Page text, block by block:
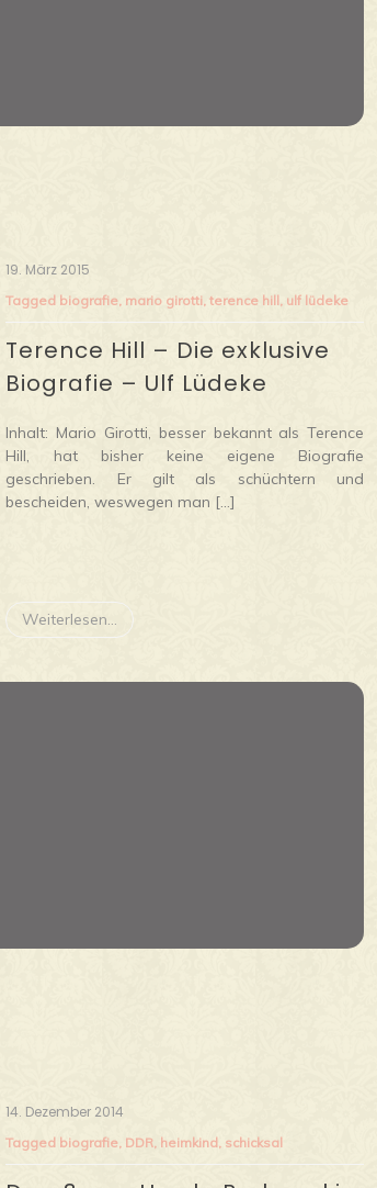
19. März 2015
Tagged biografie mario girotti ,terence hill ulf lüdeke
Terence Hill – Die exklusive
Biografie – Ulf Lüdeke
Inhalt: Mario Girotti, besser bekannt als Terence
Hill, hat bisher keine eigene Biografie
geschrieben. Er gilt als schüchtern und
bescheiden, weswegen man […]
Weiterlesen...
14. Dezember 2014
Tagged biografie DDR heimkind schicksal